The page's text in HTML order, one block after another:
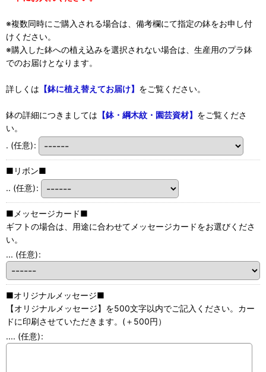
※複数同時にご購入される場合は、備考欄にて指定の鉢をお申し付
けください。
※購入した鉢への植え込みを選択されない場合は、生産用のプラ鉢
でのお届けとなります。
詳しくは 【鉢に植え替えてお届け】 をご覧ください。
鉢の詳細につきましては 【鉢・綱木紋・園芸資材】 をご覧くださ
い。
. (任意):
■リボン■
.. (任意):
■メッセージカード■
ギフトの場合は、用途に合わせてメッセージカードをお選びくださ
い。
... (任意):
■オリジナルメッセージ■
【オリジナルメッセージ】を500文字以内でご記入ください。カー
ドに印刷させていただきます。(＋500円）
.... (任意):